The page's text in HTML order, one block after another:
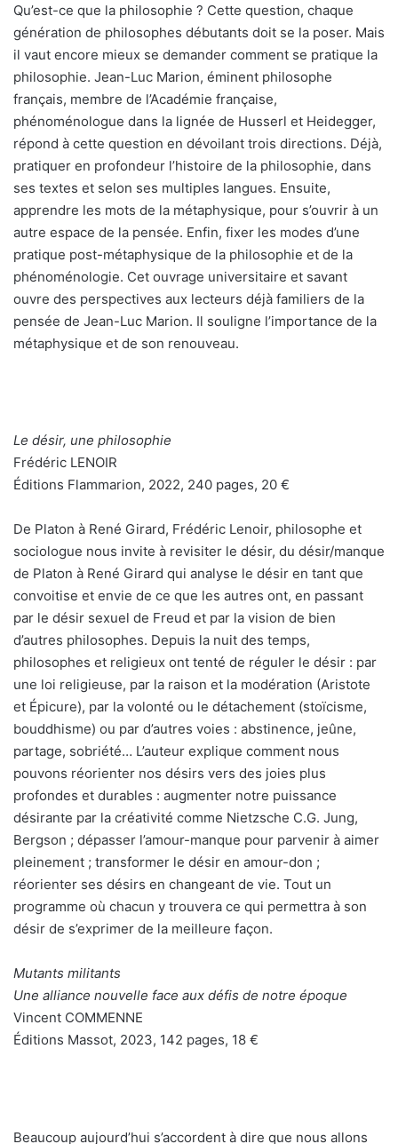
Qu’est-ce que la philosophie ? Cette question, chaque
génération de philosophes débutants doit se la poser. Mais
il vaut encore mieux se demander comment se pratique la
philosophie. Jean-Luc Marion, éminent philosophe
français, membre de l’Académie française,
phénoménologue dans la lignée de Husserl et Heidegger,
répond à cette question en dévoilant trois directions. Déjà,
pratiquer en profondeur l’histoire de la philosophie, dans
ses textes et selon ses multiples langues. Ensuite,
apprendre les mots de la métaphysique, pour s’ouvrir à un
autre espace de la pensée. Enfin, fixer les modes d’une
pratique post-métaphysique de la philosophie et de la
phénoménologie. Cet ouvrage universitaire et savant
ouvre des perspectives aux lecteurs déjà familiers de la
pensée de Jean-Luc Marion. Il souligne l’importance de la
métaphysique et de son renouveau.
Le désir, une philosophie
Frédéric LENOIR
Éditions Flammarion, 2022, 240 pages, 20 €
De Platon à René Girard, Frédéric Lenoir, philosophe et
sociologue nous invite à revisiter le désir, du désir/manque
de Platon à René Girard qui analyse le désir en tant que
convoitise et envie de ce que les autres ont, en passant
par le désir sexuel de Freud et par la vision de bien
d’autres philosophes. Depuis la nuit des temps,
philosophes et religieux ont tenté de réguler le désir : par
une loi religieuse, par la raison et la modération (Aristote
et Épicure), par la volonté ou le détachement (stoïcisme,
bouddhisme) ou par d’autres voies : abstinence, jeûne,
partage, sobriété… L’auteur explique comment nous
pouvons réorienter nos désirs vers des joies plus
profondes et durables : augmenter notre puissance
désirante par la créativité comme Nietzsche C.G. Jung,
Bergson ; dépasser l’amour-manque pour parvenir à aimer
pleinement ; transformer le désir en amour-don ;
réorienter ses désirs en changeant de vie. Tout un
programme où chacun y trouvera ce qui permettra à son
désir de s’exprimer de la meilleure façon.
Mutants militants
Une alliance nouvelle face aux défis de notre époque
Vincent COMMENNE
Éditions Massot, 2023, 142 pages, 18 €
Beaucoup aujourd’hui s’accordent à dire que nous allons